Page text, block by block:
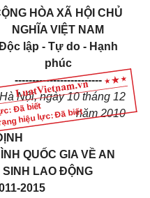
Đã biết
hiệu lực: Đã biết
HÒA XÃ HỘI CHỦ
NGHĨA VIỆT NAM
lập - Tự do - Hạnh
phúc
-------------------------
Hà Nội, ngày 10 tháng 12
năm 2010
QUỐC GIA VỀ AN
LAO ĐỘNG
2015